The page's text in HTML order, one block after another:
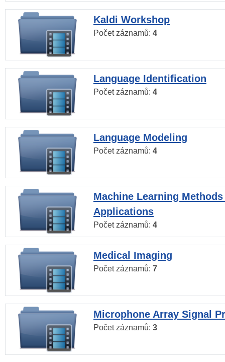
Kaldi Workshop
Počet záznamů: 4
Language Identification
Počet záznamů: 4
Language Modeling
Počet záznamů: 4
Machine Learning
Applications
Počet záznamů: 4
Medical Imaging
Počet záznamů: 7
Microphone Array Signal
Počet záznamů: 3